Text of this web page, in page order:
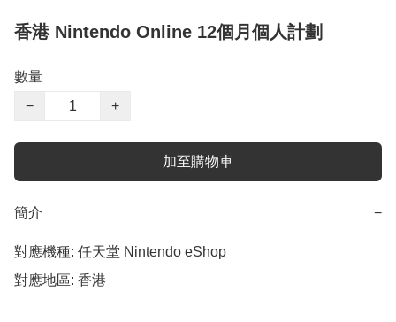
香港 Nintendo Online 12個月個人計劃
數量
−
+
加至購物車
簡介 −
對應機種: 任天堂 Nintendo eShop
對應地區: 香港